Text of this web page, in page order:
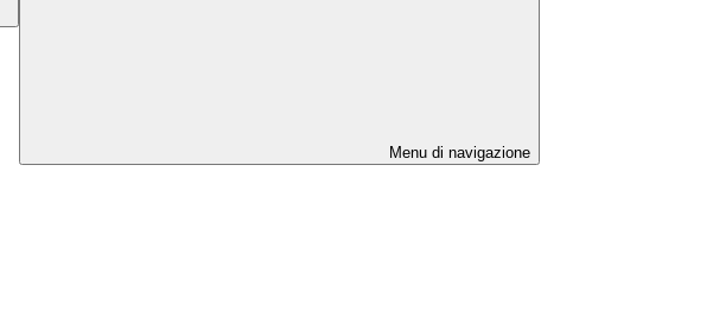
Menu di navigazione